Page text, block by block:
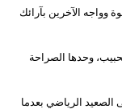
مرأة
أزياء
وواجه الآخرين بآرائك
وحدها الصراحة
الصعيد الرياضي بعدما